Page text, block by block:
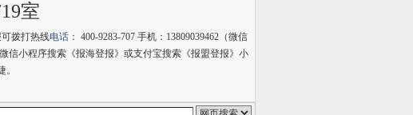
室
拨打热线电话 ： 400-9283-707 手机：13809039462（微信
微信小程序搜索《报海登报》或支付宝搜索《报盟登报》小